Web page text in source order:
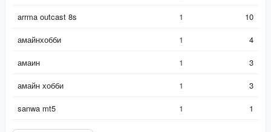
arrma outcast 8s
1
10
амайнхобби
1
4
амаин
1
3
амайн хобби
1
3
sanwa mt5
1 1